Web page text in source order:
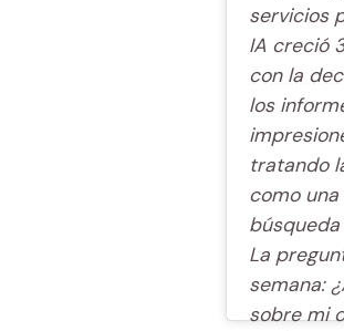
servicios
IA creció
con la
los
tratando
como
La
semana:
sobre mi